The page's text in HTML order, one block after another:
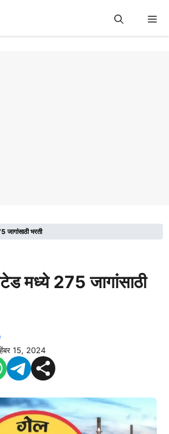
जागांसाठी भरती
मध्ये 275 जागांसाठी
15, 2024